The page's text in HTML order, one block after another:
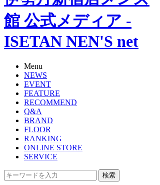
館 公式メディア -
ISETAN NEN'S net
Menu
NEWS
EVENT
FEATURE
RECOMMEND
Q&A
BRAND
FLOOR
RANKING
ONLINE STORE
SERVICE
検索